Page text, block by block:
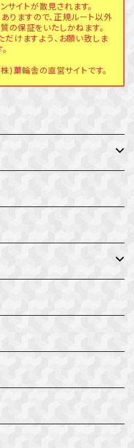
サイトが散見されます。
りますので、正規ルート以外
の保証をいたしかねます。
けますよう、お願い致しま
)菓輪舎の直営サイトです。